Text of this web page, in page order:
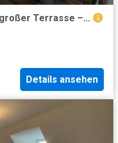
Helle 2 Zimmer Wohnung mit großer Terrasse – ruhige Lage in Hainburg
Details ansehen